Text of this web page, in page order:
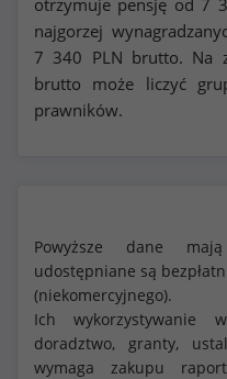
otrzymuje pensję od7
najgorzej
7 340 PLN brutto. Na
brutto może liczyć
prawników.
Powyższe dane
udostępniane są
(niekomercyjnego).
Ich wykorzystywanie
doradztwo, granty,
wymaga zakupu